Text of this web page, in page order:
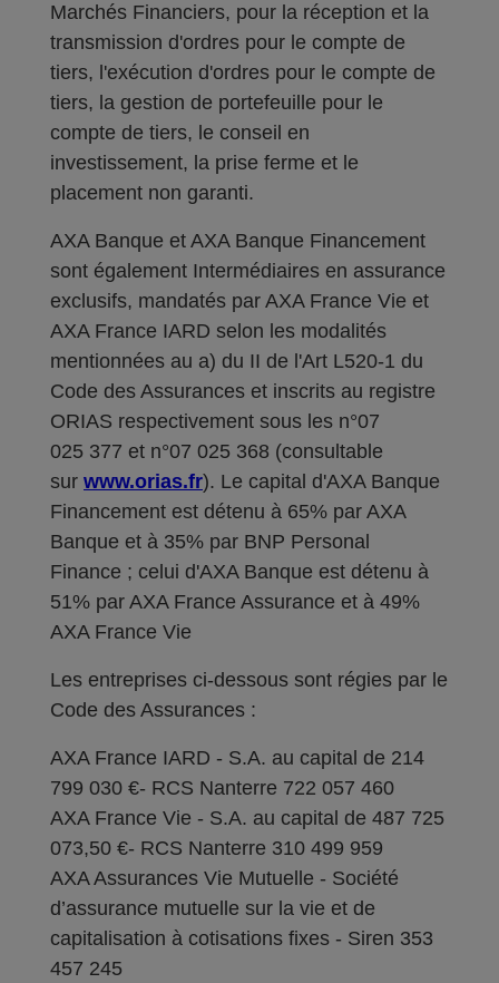
Marchés Financiers, pour la réception et la
transmission d'ordres pour le compte de
tiers, l'exécution d'ordres pour le compte de
tiers, la gestion de portefeuille pour le
compte de tiers, le conseil en
investissement, la prise ferme et le
placement non garanti.
AXA Banque et AXA Banque Financement
sont également Intermédiaires en assurance
exclusifs, mandatés par AXA France Vie et
AXA France IARD selon les modalités
mentionnées au a) du II de l'Art L520-1 du
Code des Assurances et inscrits au registre
ORIAS respectivement sous les n°07
025 377 et n°07 025 368 (consultable
sur www.orias.fr). Le capital d'AXA Banque
Financement est détenu à 65% par AXA
Banque et à 35% par BNP Personal
Finance ; celui d'AXA Banque est détenu à
51% par AXA France Assurance et à 49%
AXA France Vie
Les entreprises ci-dessous sont régies par le
Code des Assurances :
AXA France IARD - S.A. au capital de 214
799 030 €- RCS Nanterre 722 057 460
AXA France Vie - S.A. au capital de 487 725
073,50 €- RCS Nanterre 310 499 959
AXA Assurances Vie Mutuelle - Société
d’assurance mutuelle sur la vie et de
capitalisation à cotisations fixes - Siren 353
457 245